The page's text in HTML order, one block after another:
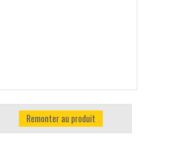
Remonter au produit